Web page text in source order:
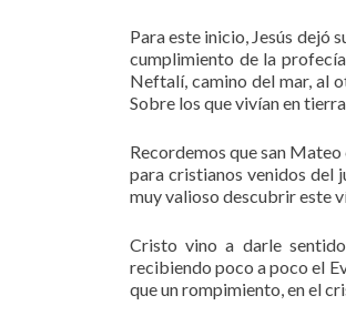
Para este inicio, Jesús dejó
cumplimiento de la
Neftalí, camino del mar, al
Sobre los que vivían en
Recordemos que san
para cristianos venidos del
muy valioso descubrir este
Cristo vino a darle
recibiendo poco a poco el
que un rompimiento, en el